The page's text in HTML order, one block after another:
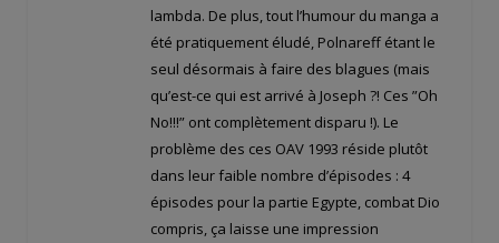
lambda. De plus, tout l’humour du manga a
été pratiquement éludé, Polnareff étant le
seul désormais à faire des blagues (mais
qu’est-ce qui est arrivé à Joseph ?! Ces ”Oh
No!!!” ont complètement disparu !). Le
problème des ces OAV 1993 réside plutôt
dans leur faible nombre d’épisodes : 4
épisodes pour la partie Egypte, combat Dio
compris, ça laisse une impression